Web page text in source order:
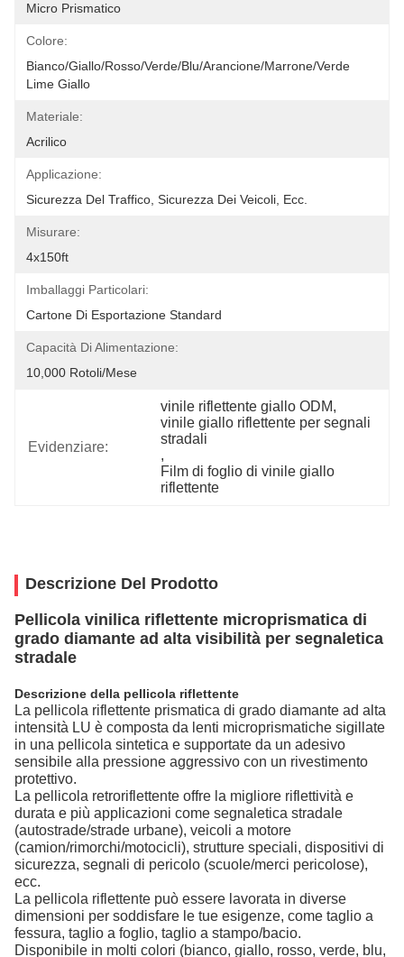
Micro Prismatico
Colore:
Bianco/giallo/rosso/verde/blu/arancione/marrone/verde
Lime Giallo
Materiale:
Acrilico
Applicazione:
Sicurezza Del Traffico, Sicurezza Dei Veicoli, Ecc.
Misurare:
4x150ft
Imballaggi Particolari:
Cartone Di Esportazione Standard
Capacità Di Alimentazione:
10,000 Rotoli/mese
Evidenziare:
vinile riflettente giallo ODM,
vinile giallo riflettente per segnali
stradali
,
Film di foglio di vinile giallo
riflettente
Descrizione Del Prodotto
Pellicola vinilica riflettente microprismatica di
grado diamante ad alta visibilità per segnaletica
stradale
Descrizione della pellicola riflettente
La pellicola riflettente prismatica di grado diamante ad alta
intensità LU è composta da lenti microprismatiche sigillate
in una pellicola sintetica e supportate da un adesivo
sensibile alla pressione aggressivo con un rivestimento
protettivo.
La pellicola retroriflettente offre la migliore riflettività e
durata e più applicazioni come segnaletica stradale
(autostrade/strade urbane), veicoli a motore
(camion/rimorchi/motocicli), strutture speciali, dispositivi di
sicurezza, segnali di pericolo (scuole/merci pericolose),
ecc.
La pellicola riflettente può essere lavorata in diverse
dimensioni per soddisfare le tue esigenze, come taglio a
fessura, taglio a foglio, taglio a stampo/bacio.
Disponibile in molti colori (bianco, giallo, rosso, verde, blu,